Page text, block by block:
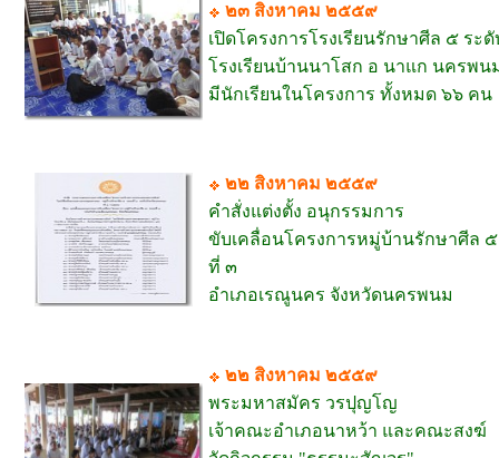
๒๓ สิงหาคม ๒๕๕๙
เปิดโครงการโรงเรียนรักษาศีล ๕ ระ
โรงเรียนบ้านนาโสก อ นาแก นครพน
มีนักเรียนในโครงการ ทั้งหมด ๖๖ คน
๒๒ สิงหาคม ๒๕๕๙
คำสั่งแต่งตั้ง อนุกรรมการ
ขับเคลื่อนโครงการหมู่บ้านรักษาศีล ๕
ที่ ๓
อำเภอเรณูนคร จังหวัดนครพนม
๒๒ สิงหาคม ๒๕๕๙
พระมหาสมัคร วรปุญโญ
เจ้าคณะอำเภอนาหว้า และคณะสงฆ์